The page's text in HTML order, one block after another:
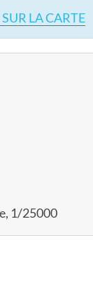
LA CARTE
1/25000